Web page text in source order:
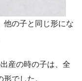
他の子と同じ形にな
産の時の子は、全
でした。